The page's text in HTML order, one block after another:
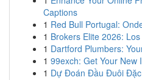
Captions
1 Red Bull Portugal:
1 Brokers Elite 2026:
1 Dartford Plumbers:
1 99exch: Get Your New
1 Dự Đoán Đầu Đuôi